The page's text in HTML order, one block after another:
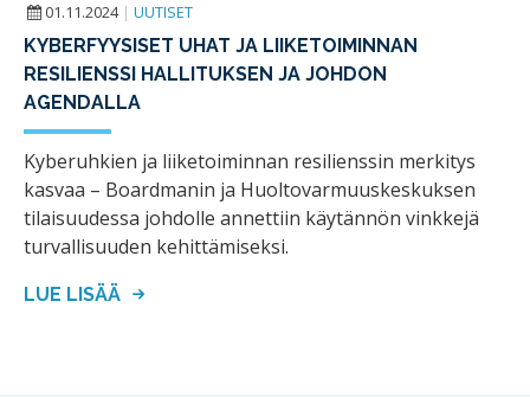
01.11.2024 | UUTISET
KYBERFYYSISET UHAT JA LIIKETOIMINNAN
RESILIENSSI HALLITUKSEN JA JOHDON
AGENDALLA
Kyberuhkien ja liiketoiminnan resilienssin merkitys
kasvaa – Boardmanin ja Huoltovarmuuskeskuksen
tilaisuudessa johdolle annettiin käytännön vinkkejä
turvallisuuden kehittämiseksi.
LUE LISÄÄ